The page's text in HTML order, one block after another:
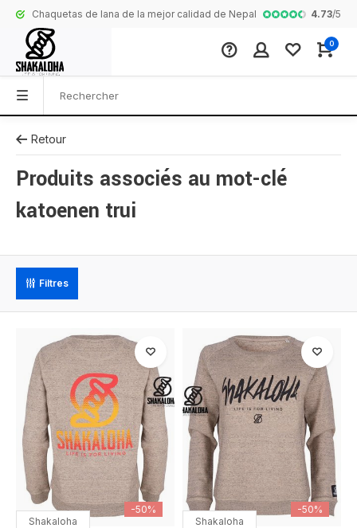
Chaquetas de lana de la mejor calidad de Nepal Collection
4.73/5
0
Retour
Produits associés au mot-clé
katoenen trui
Filtres
-50%
Shakaloha
-50%
Shakaloha